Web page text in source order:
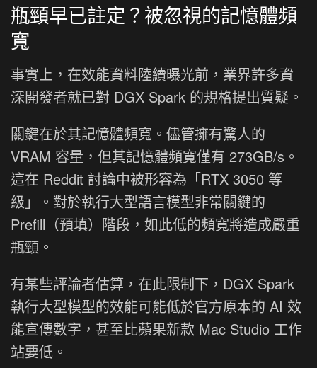
瓶頸早已註定？被忽視的記憶體頻
寬
事實上，在效能資料陸續曝光前，業界許多資
深開發者就已對 DGX Spark 的規格提出質疑。
關鍵在於其記憶體頻寬。儘管擁有驚人的
VRAM 容量，但其記憶體頻寬僅有 273GB/s。
這在 Reddit 討論中被形容為「RTX 3050 等
級」。對於執行大型語言模型非常關鍵的
Prefill（預填）階段，如此低的頻寬將造成嚴重
瓶頸。
有某些評論者估算，在此限制下，DGX Spark
執行大型模型的效能可能低於官方原本的 AI 效
能宣傳數字，甚至比蘋果新款 Mac Studio 工作
站要低。